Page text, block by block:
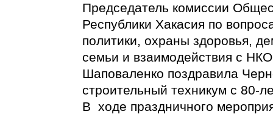
Председатель комиссии
Республики Хакасия по
политики, охраны здоровья,
семьи и взаимодействия с
Шаповаленко поздравила
строительный техникум с 80-
В ходе праздничного